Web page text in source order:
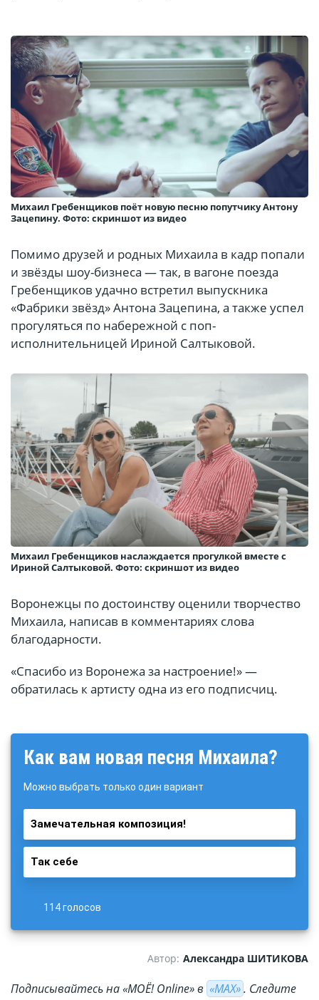
Михаил Гребенщиков поёт новую песню попутчику Антону
Зацепину. Фото: скриншот из видео
Помимо друзей и родных Михаила в кадр попали
и звёзды шоу-бизнеса — так, в вагоне поезда
Гребенщиков удачно встретил выпускника
«Фабрики звёзд» Антона Зацепина, а также успел
прогуляться по набережной с поп-
исполнительницей Ириной Салтыковой.
Михаил Гребенщиков наслаждается прогулкой вместе с
Ириной Салтыковой. Фото: скриншот из видео
Воронежцы по достоинству оценили творчество
Михаила, написав в комментариях слова
благодарности.
«Спасибо из Воронежа за настроение!» —
обратилась к артисту одна из его подписчиц.
Как вам новая песня Михаила?
Можно выбрать только один вариант
Замечательная композиция!
Так себе
114 голосов
Автор: Александра ШИТИКОВА
Подписывайтесь на «МОЁ! Online» в «МАХ». Cледите